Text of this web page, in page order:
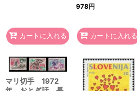
カートに入れる
978円
カートに入れる
マリ切手 1972